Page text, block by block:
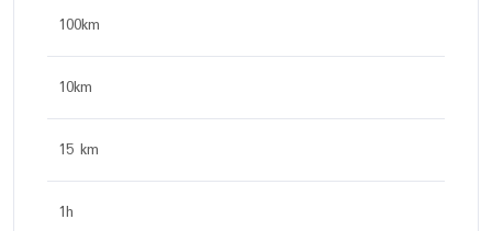
100km
10km
15 km
1h